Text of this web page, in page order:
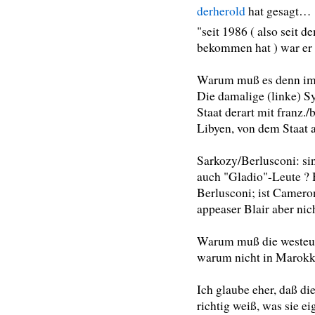
derheroldhat gesagt…
"seit 1986 ( also seit
bekommen hat ) war
Warum muß es denn
Die damalige (linke)
Staat derart mit franz./
Libyen, von dem Staat
Sarkozy/Berlusconi:
auch "Gladio"-Leute ?
Berlusconi; ist
appeaser Blair aber
Warum muß die
warum nicht in
Ich glaube eher, daß
richtig weiß, was sie